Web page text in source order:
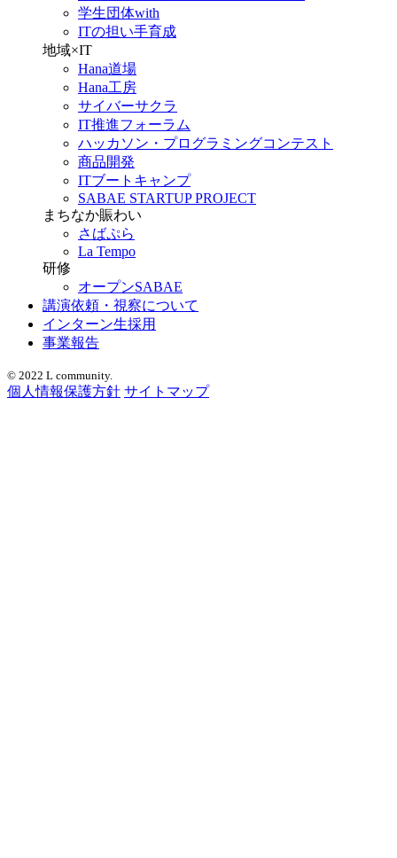
学生団体with
ITの担い手育成
地域×IT
Hana道場
Hana工房
サイバーサクラ
IT推進フォーラム
ハッカソン・プログラミングコンテスト
商品開発
ITブートキャンプ
SABAE STARTUP PROJECT
まちなか賑わい
さばぷら
La Tempo
研修
オープンSABAE
講演依頼・視察について
インターン生採用
事業報告
© 2022 L community.
個人情報保護方針 サイトマップ